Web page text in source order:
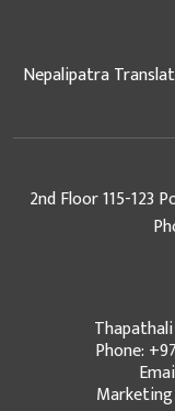
Nepalipatra
2nd Floor 115-123
Phone: